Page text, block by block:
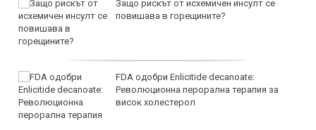
Защо рискът от исхемичен инсулт се
повишава в горещините?
FDA одобри Еnlicitide decanoate:
Революционна перорална терапия за
висок холестерол